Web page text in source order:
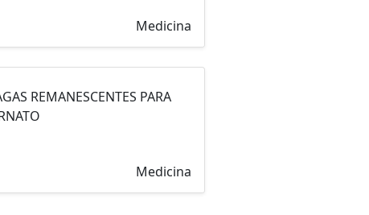
Medicina
REMANESCENTES PARA
Medicina